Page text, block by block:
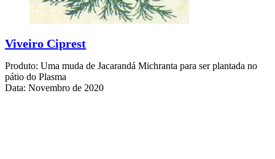
Viveiro Ciprest
Produto: Uma muda de Jacarandá Michranta para ser plantada no
pátio do Plasma
Data: Novembro de 2020